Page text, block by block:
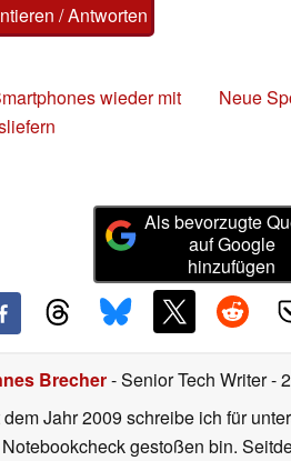
/ Antworten
wieder mit
Neue
Als bevorzugte
auf Google
hinzufügen
Brecher- Senior Tech Writer-
Jahr 2009 schreibe ich für
gestoßen bin.